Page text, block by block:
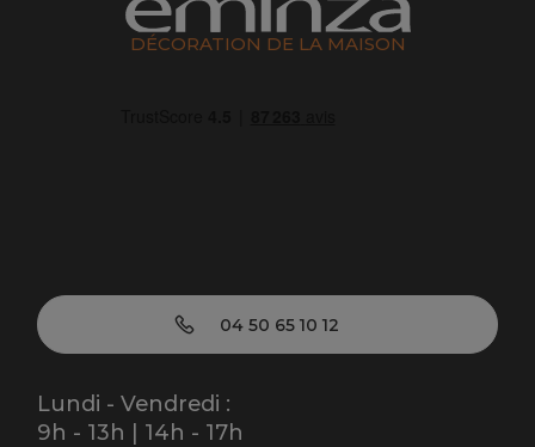
DÉCORATION DE LA MAISON
04 50 65 10 12
Lundi - Vendredi :
9h - 13h | 14h - 17h